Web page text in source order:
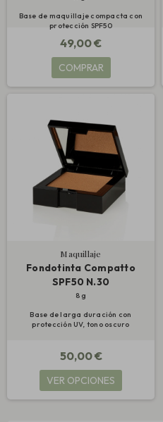
Base de maquillaje compacta con
protección SPF50
49,00 €
COMPRAR
Maquillaje
Fondotinta Compatto
SPF50 N.30
8 g
Base de larga duración con
protección UV, tono oscuro
50,00 €
VER OPCIONES